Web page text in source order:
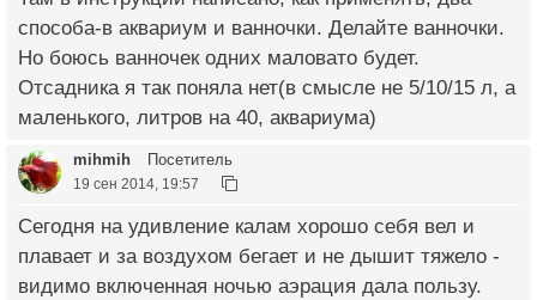
способа-в аквариум и ванночки. Делайте ванночки.
Но боюсь ванночек одних маловато будет.
Отсадника я так поняла нет(в смысле не 5/10/15 л, а
маленького, литров на 40, аквариума)
mihmih Посетитель
19 сен 2014, 19:57
Сегодня на удивление калам хорошо себя вел и
плавает и за воздухом бегает и не дышит тяжело -
видимо включенная ночью аэрация дала пользу.